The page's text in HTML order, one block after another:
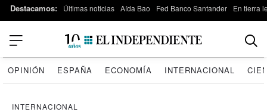
Destacamos: Últimas noticias Aída Bao Fed Banco Santander En tierra
OPINIÓN ESPAÑA ECONOMÍA INTERNACIONAL
INTERNACIONAL